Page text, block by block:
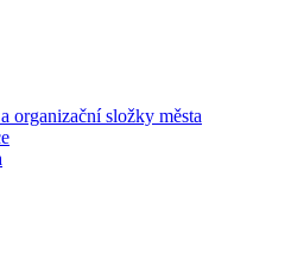
organizační složky města